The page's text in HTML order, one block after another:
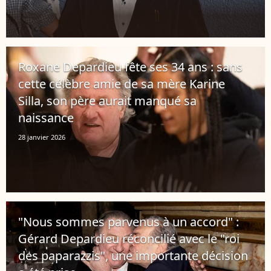
Roxane Depardieu fête ses 34 ans : sans
cette célèbre amie de sa mère Karine
Silla, son père aurait manqué sa
naissance
28 janvier 2026
"Nous sommes parvenus à un accord" :
Gérard Depardieu réconcilié avec le "roi
des paparazzis", une importante décision